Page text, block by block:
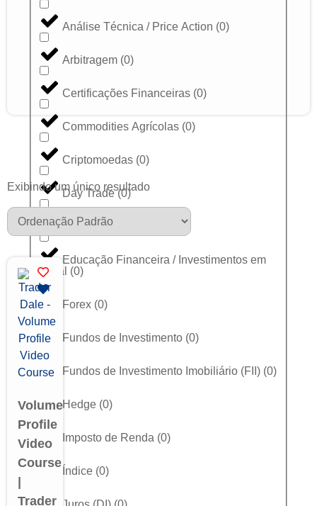
Análise Técnica / Price Action (0)
Arbitragem (0)
Certificações Financeiras (0)
Commodities Agrícolas (0)
Criptomoedas (0)
Day Trade(0)
Dólar(0)
Educação Financeira / Investimentos em
Geral (0)
Forex (0)
Fundos de Investimento (0)
Fundos de Investimento Imobiliário (FII) (0)
Hedge (0)
Imposto de Renda (0)
Índice (0)
Exibindo um único resultado
Volume
Profile
Video
Course
|
Trader